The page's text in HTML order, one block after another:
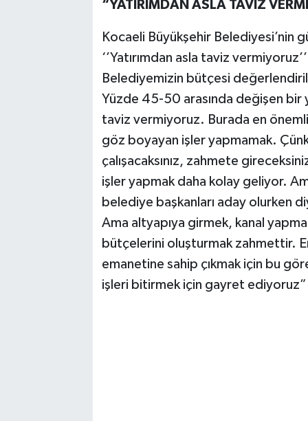
“YATIRIMDAN ASLA TAVİZ
Kocaeli Büyükşehir Belediyesi’nin
‘’Yatırımdan asla taviz
Belediyemizin bütçesi
Yüzde 45-50 arasında değişen bir
taviz vermiyoruz. Burada en
göz boyayan işler yapmamak.
çalışacaksınız, zahmete
işler yapmak daha kolay geliyor.
belediye başkanları aday olurken
Ama altyapıya girmek, kanal
bütçelerini oluşturmak zahmettir.
emanetine sahip çıkmak için bu
işleri bitirmek için gayret